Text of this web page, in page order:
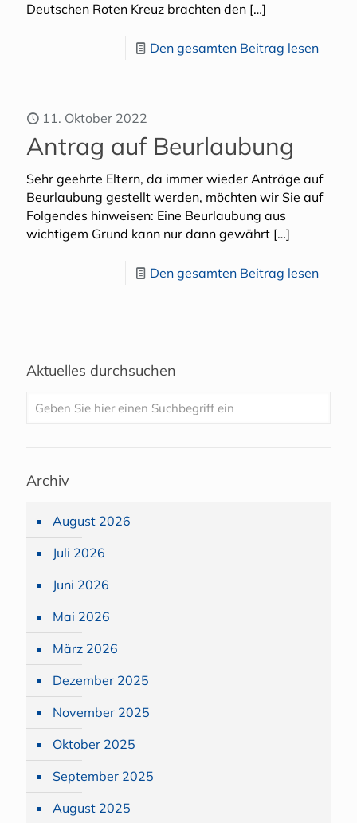
Deutschen Roten Kreuz brachten den […]
Den gesamten Beitrag lesen
11. Oktober 2022
Antrag auf Beurlaubung
Sehr geehrte Eltern, da immer wieder Anträge auf
Beurlaubung gestellt werden, möchten wir Sie auf
Folgendes hinweisen: Eine Beurlaubung aus
wichtigem Grund kann nur dann gewährt […]
Den gesamten Beitrag lesen
Aktuelles durchsuchen
Archiv
August 2026
Juli 2026
Juni 2026
Mai 2026
März 2026
Dezember 2025
November 2025
Oktober 2025
September 2025
August 2025